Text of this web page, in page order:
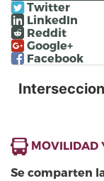
Twitter
LinkedIn
Reddit
Google+
Facebook
MOVILIDAD
Se comparten